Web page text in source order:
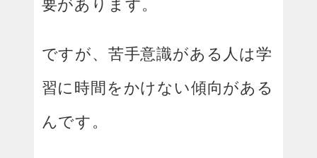
要があります。
ですが、苦手意識がある人は学
習に時間をかけない傾向がある
んです。